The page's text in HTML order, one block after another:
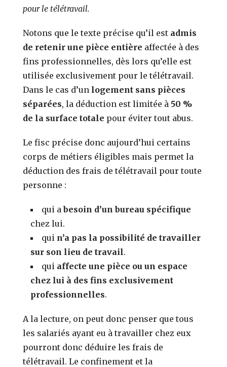
pour le télétravail.
Notons que le texte précise qu’il est admis
de retenir une pièce entière affectée à des
fins professionnelles, dès lors qu’elle est
utilisée exclusivement pour le télétravail.
Dans le cas d’un logement sans pièces
séparées, la déduction est limitée à 50 %
de la surface totale pour éviter tout abus.
Le fisc précise donc aujourd’hui certains
corps de métiers éligibles mais permet la
déduction des frais de télétravail pour toute
personne :
qui abesoin d’un bureau spécifique
chez lui.
qui n’a pas la possibilité de travailler
sur son lieu de travail.
qui affecte une pièce ou un espace
chez lui à des fins exclusivement
professionnelles.
A la lecture, on peut donc penser que tous
les salariés ayant eu à travailler chez eux
pourront donc déduire les frais de
télétravail. Le confinement et la